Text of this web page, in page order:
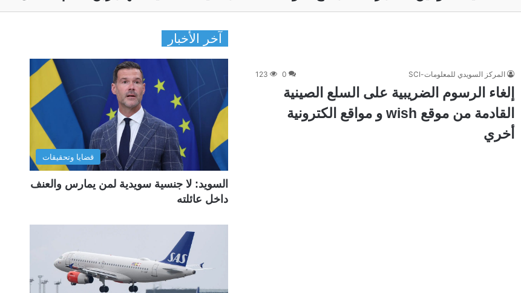
المركز السويدي للمعلومات-SCI 0
123
إلغاء الرسوم الضريبية على السلع الصينية
القادمة من موقع wish و مواقع الكترونية
أخري
آخر الأخبار
قضايا وتحقيقات
السويد: لا جنسية سويدية لمن يمارس والعنف
داخل عائلته